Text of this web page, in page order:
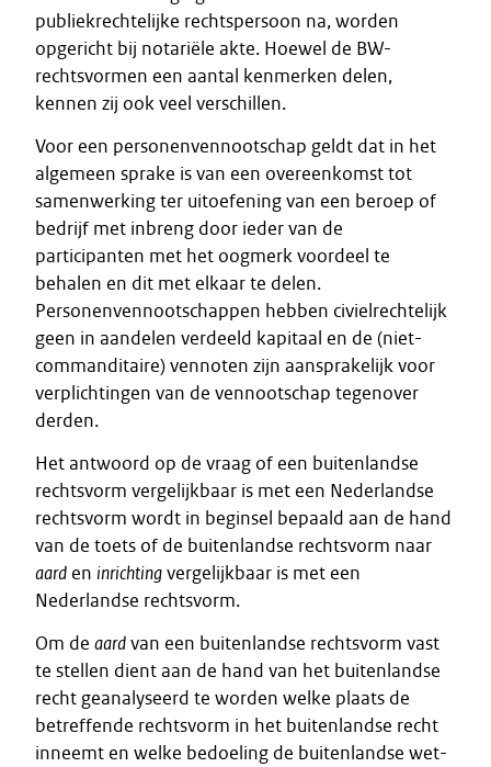
publiekrechtelijke rechtspersoon na, worden
opgericht bij notariële akte. Hoewel de BW-
rechtsvormen een aantal kenmerken delen,
kennen zij ook veel verschillen.
Voor een personenvennootschap geldt dat in het
algemeen sprake is van een overeenkomst tot
samenwerking ter uitoefening van een beroep of
bedrijf met inbreng door ieder van de
participanten met het oogmerk voordeel te
behalen en dit met elkaar te delen.
Personenvennootschappen hebben civielrechtelijk
geen in aandelen verdeeld kapitaal en de (niet-
commanditaire) vennoten zijn aansprakelijk voor
verplichtingen van de vennootschap tegenover
derden.
Het antwoord op de vraag of een buitenlandse
rechtsvorm vergelijkbaar is met een Nederlandse
rechtsvorm wordt in beginsel bepaald aan de hand
van de toets of de buitenlandse rechtsvorm naar
aard en inrichtingvergelijkbaar is met een
Nederlandse rechtsvorm.
Om de aardvan een buitenlandse rechtsvorm vast
te stellen dient aan de hand van het buitenlandse
recht geanalyseerd te worden welke plaats de
betreffende rechtsvorm in het buitenlandse recht
inneemt en welke bedoeling de buitenlandse wet-